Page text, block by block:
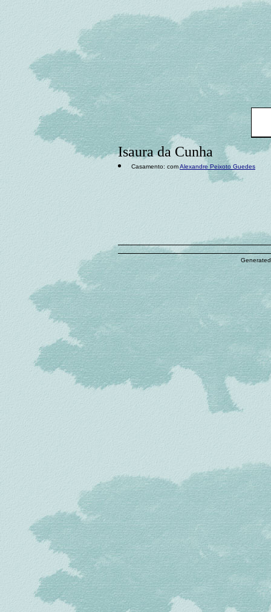
Isaura da Cunha
Casamento: comAlexandre Peixoto Guedes